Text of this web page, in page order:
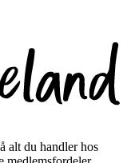
alt du handler hos